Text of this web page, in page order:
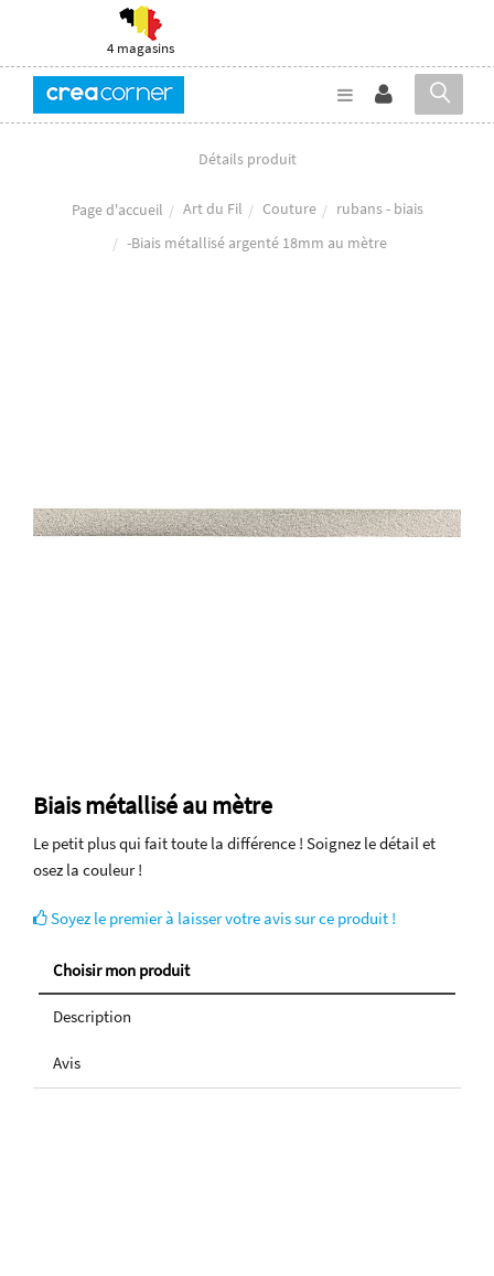
4 magasins
Détails produit
Page d'accueil Art du Fil Couture
rubans - biais
-Biais métallisé argenté 18mm au mètre
Biais métallisé au mètre
Le petit plus qui fait toute la différence ! Soignez le détail et
osez la couleur !
Soyez le premier à laisser votre avis sur ce produit !
Choisir mon produit
Description
Avis